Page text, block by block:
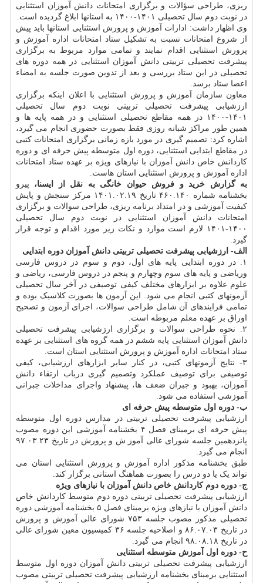
ریزی، طراحی سؤالات و برگزاری امتحانات دانش آموزان استثنایی
در نوبت دوم سال تحصیلی ۱۴۰۱-۱۴۰۰ به استانها ابلاغ گردیده است.
وی اظهار داشت: ادارات آموزش و پرورش استثنایی استانها باید پیش
از شروع امتحانات نسبت به تشکیل ستاد امتحانات اداره آموزش و
پرورش استثنایی اقدام نمایند و تمامی موارد مربوط به برگزاری
پیشرفت تحصیلی تربیتی دانش آموزان استثنایی در همه دوره های
تحصیلی در این ستاد بررسی و بعد از تدوین صورت جلسه به امضاء
اعضا ستاد برسد.
معاون سازمان آموزش و پرورش استثنایی با اعلان اینکه برگزاری
ارزشیابی پیشرفت تحصیلی تربیتی نوبت دوم سال تحصیلی
۱۴۰۱-۱۴۰۰ در همه مقاطع تحصیلی استثنایی و در همه پایه ها و
همین طور مراکز شبانه روزی فقط بصورت حضوری انجام می گیرد،
اشاره کرد: تصمیم گیری در مورد بازه زمانی برگزاری امتحانات کتبی
در مقاطع ابتدایی استثنایی، دوره اول متوسطه پیش حرفه ای و دوره
کاردانش خاص دانش آموزان با نیازهای ویژه بر عهده ستاد امتحانات
اداره آموزش و پرورش استثنایی استان هاست.
به گزارش خرید و فروش حیوان خانگی به نقل از ایسنا، پیرو
بخشنامه شماره ۴۶۰.۱۴۰ تاریخ ۱۴۰۱.۰۲.۱۹ مرکز سنجش و پایش
کیفیت آموزشی و در امتداد برنامه ریزی، طراحی سوالات و برگزاری
امتحانات دانش آموزان استثنایی در نوبت دوم سال تحصیلی
۱۴۰۰-۱۴۰۱ لازم است موارد و نکات زیر مورد اقدام و توجه قرار
گیرد.
الف- ارزشیابی پیشرفت تحصیلی تربیتی دانش آموزان دوره ابتدایی
۱. در دوره ابتدایی پایه های اول، دوم و سوم در دروس فارسی
وریاضی و پایه های سوم وچهارم و پنجم در دروس فارسی، ریاضی و
علوم علاوه بر ابزارهای مختلف کیفی توصیفی در آخر سال تحصیلی
آزمونهای کتبی انجام می شود. این آزمون ها بصورت کلاسیک بوده و
تمامی فرایندهای آن شامل طراحی سوالات، اجرای آزمون و تصحیح
اوراق بر عهده معلم مربوطه است.
۲. نحوه طراحی سوالات و برگزاری ارزشیابی پیشرفت تحصیلی
دانش آموزان استثنایی پایه ششم در همه گروه های استثنایی بر عهده
ستاد امتحانات اداره آموزش و پرورش استثنایی استان است.
۳- نتایج آزمونهای کتبی، در کنار سایر ابزارهای ارزشیابی، کیفی
توصیفی برای توصیف عملکرد وتصمیم گیری درباب ارتقاء دانش
آموزان، بهبود و جبران ضعف ها، پیشنهاد واجرای مداخلات جبرانی
آموزشی استفاده می شود.
ب- دوره اول متوسطه پیش حرفه ای
ارزشیابی پیشرفت تحصیلی تربیتی در مدارس دوره اول متوسطه
پیش حرفه ای برمبنای فصل ۴ بخشنامه آموزشی این دوره مصوب
پانزدهمین جلسه شورای عالی آموز ش و پرورش در تاریخ ۹۷.۰۳.۲۳
انجام می گیرد.
طبق بخشنامه مذکور اداره آموزش و پرورش استثنایی استان می
تواند یک یا دو درس را بصورت هماهنگ استانی برگزار کند.
ج- دوره دوم کاردانش خاص دانش آموزان با نیازهای ویژه
ارزشیابی پیشرفت تحصیلی تربیتی دوره دوم متوسط کاردانش خاص
دانش آموزان با نیازهای ویژه برمبنای فصل ۵ بخشنامه آموزشی دوره
تحصیلی مذکور مصوب جلسه ۷۵۳ شورای عالی آموزش و پرورش
در تاریخ ۸۶.۰۷.۰۳ و اصلاحیه جلسه ۳۶ کمیسیون معین شورای عالی
در تاریخ ۹۸.۰۸.۱۸ انجام می گیرد.
ح- دوره اول آموزش متوسطه استثنایی
ارزشیابی پیشرفت تحصیلی تربیتی دانش آموزان دوره اول متوسط
استثنایی برمبنای بخشنامه ارزشیابی پیشرفت تحصیلی تربیتی مصوب